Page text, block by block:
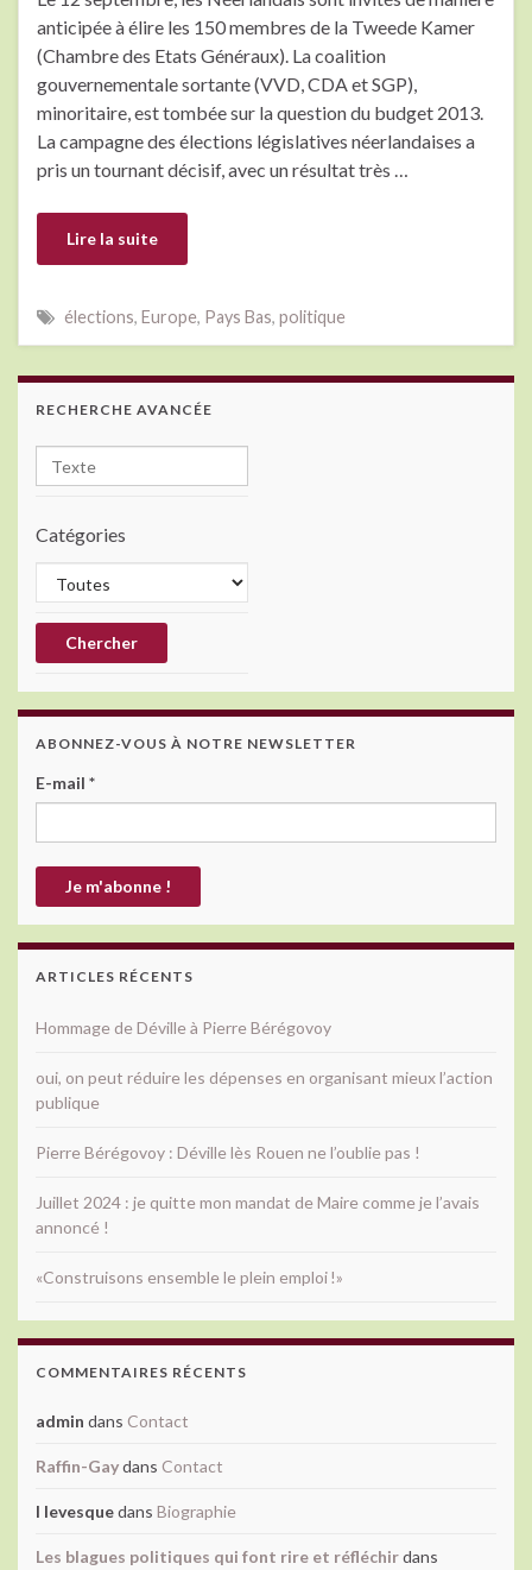
anticipée à élire les 150 membres de la Tweede Kamer
(Chambre des Etats Généraux). La coalition
gouvernementale sortante (VVD, CDA et SGP),
minoritaire, est tombée sur la question du budget 2013.
La campagne des élections législatives néerlandaises a
pris un tournant décisif, avec un résultat très …
Lire la suite
élections, Europe, Pays Bas, politique
RECHERCHE AVANCÉE
Catégories
ABONNEZ-VOUS À NOTRE NEWSLETTER
E-mail *
ARTICLES RÉCENTS
Hommage de Déville à Pierre Bérégovoy
oui, on peut réduire les dépenses en organisant mieux l’action
publique
Pierre Bérégovoy : Déville lès Rouen ne l’oublie pas !
Juillet 2024 : je quitte mon mandat de Maire comme je l’avais
annoncé !
«Construisons ensemble le plein emploi !»
COMMENTAIRES RÉCENTS
admin dans Contact
Raffin-Gaydans Contact
l levesquedans Biographie
Les blagues politiques qui font rire et réfléchirdans